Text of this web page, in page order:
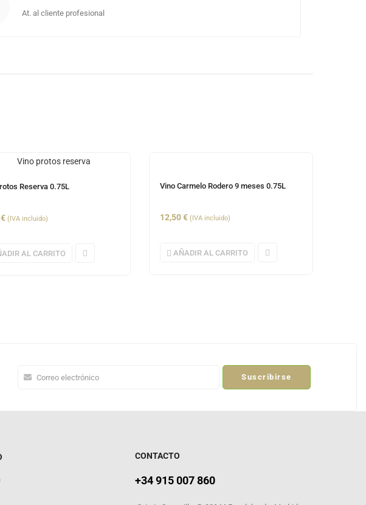
At. al cliente profesional
Reserva 0.75L
€ (IVA incluido)
AL CARRITO
Vino Carmelo Rodero 9 meses 0.75L
12,50€ (IVA incluido)
AÑADIR AL CARRITO
Suscribirse
CONTACTO
+34 915 007 860